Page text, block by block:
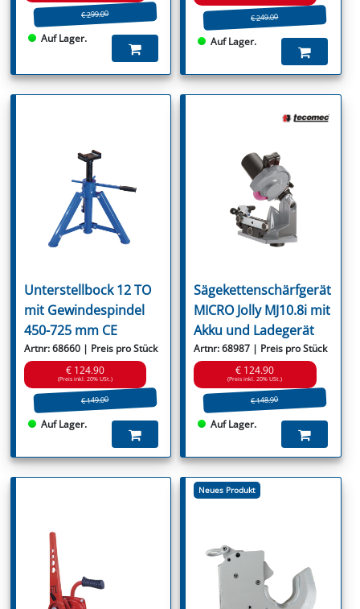
€ 299.00
Auf Lager.
€ 249.00
Auf Lager.
Unterstellbock 12 TO
mit Gewindespindel
450-725 mm CE
Artnr: 68660 | Preis pro Stück
€ 124.90
(Preis inkl. 20% USt.)
€ 149.00
Auf Lager.
Sägekettenschärfgerät
MICRO Jolly MJ10.8i mit
Akku und Ladegerät
Artnr: 68987 | Preis pro Stück
€ 124.90
(Preis inkl. 20% USt.)
€ 148.90
Auf Lager.
Neues Produkt